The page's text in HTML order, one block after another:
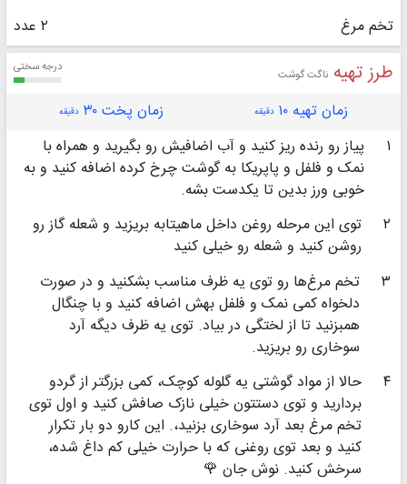
تخم مرغ
٢ عدد
طرز تهیه ناگت گوشت درجه سختی
زمان تهیه ۱۰ دقیقه زمان پخت ۳۰ دقیقه
۱
پیاز رو رنده ریز کنید و آب اضافیش رو بگیرید و همراه با
نمک و فلفل و پاپریکا به گوشت چرخ کرده اضافه کنید و به
خوبی ورز بدین تا یکدست بشه.
۲
توی این مرحله روغن داخل ماهیتابه بریزید و شعله گاز رو
روشن کنید و شعله رو خیلی کنید
۳
تخم مرغ‌ها رو توی یه ظرف مناسب بشکنید و در صورت
دلخواه کمی نمک و فلفل بهش اضافه کنید و با چنگال
همبزنید تا از لختگی در بیاد. توی یه ظرف دیگه آرد
سوخاری رو بریزید.
۴
حالا از مواد گوشتی یه گلوله کوچک، کمی بزرگتر از گردو
بردارید و توی دستتون خیلی نازک صافش کنید و اول توی
تخم مرغ بعد آرد سوخاری بزنید،. این کارو دو بار تکرار
کنید و بعد توی روغنی که با حرارت خیلی کم داغ شده،
سرخش کنید. نوش جان 🌹